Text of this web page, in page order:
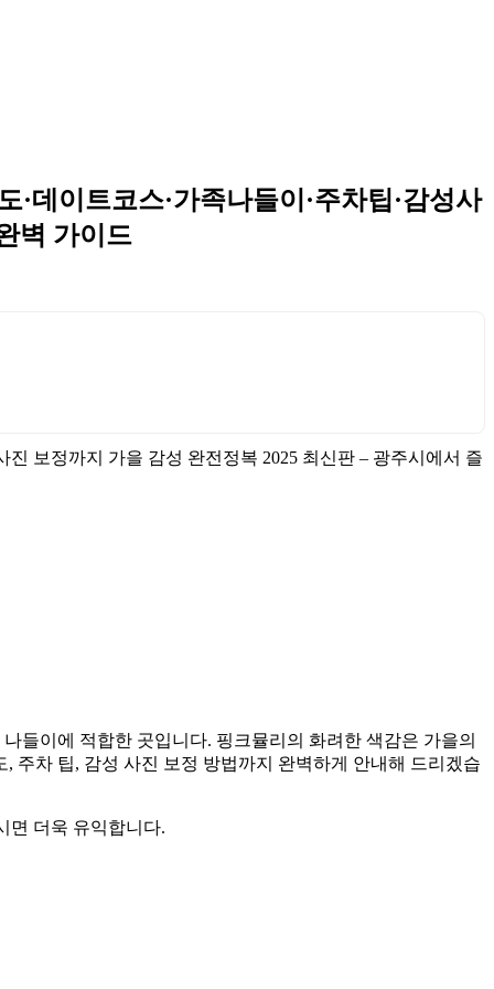
데이트코스·가족나들이·주차팁·감성사
벽 가이드
들이에 적합한 곳입니다. 핑크뮬리의 화려한 색감은 가을의
주차 팁, 감성 사진 보정 방법까지 완벽하게 안내해 드리겠습
면 더욱 유익합니다.